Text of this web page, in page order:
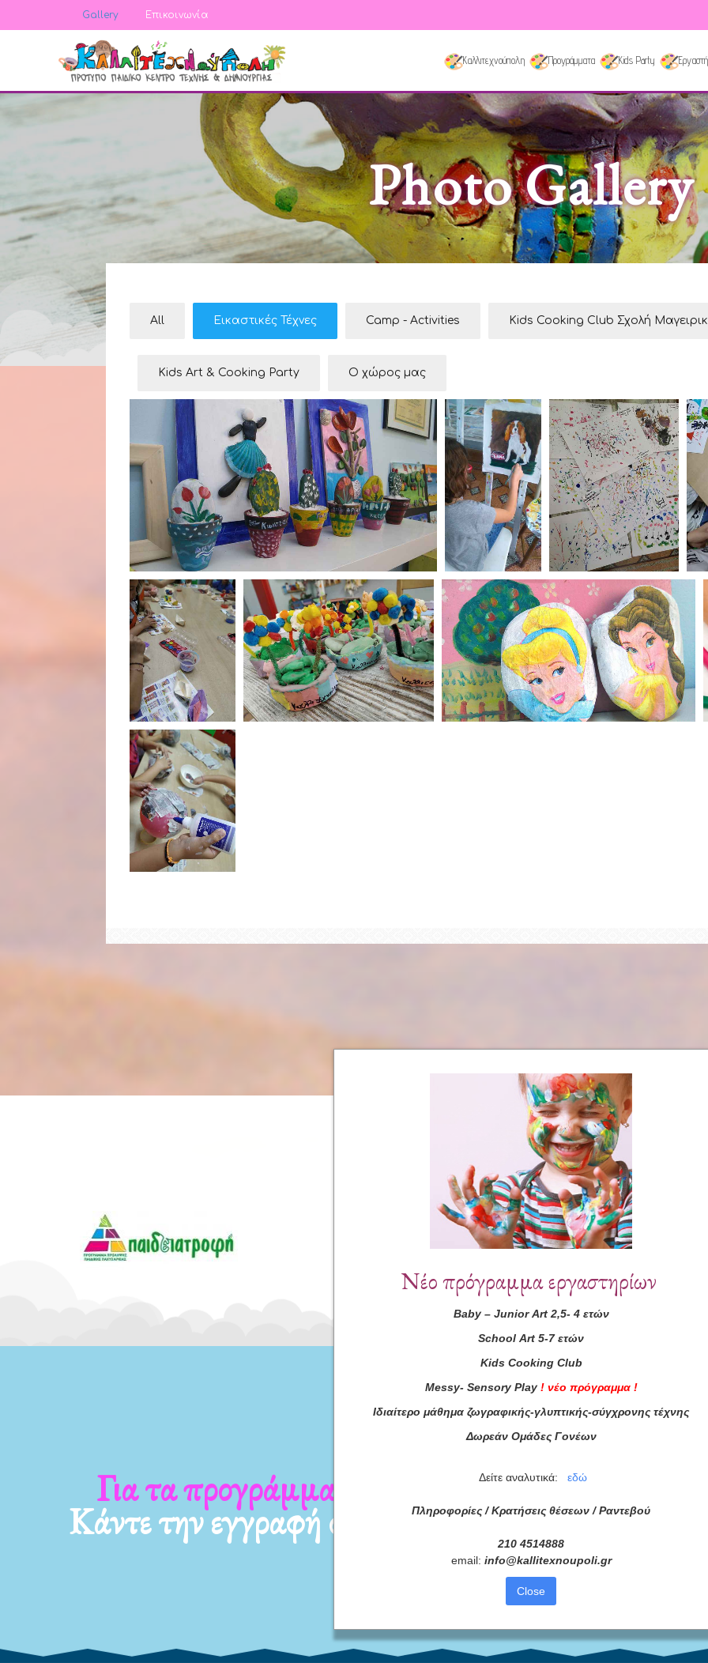
Gallery Επικοινωνία
Καλλιτεχνούπολη Προγράμματα Kids Party
Photo Gallery
All Εικαστικές Τέχνες Camp - Activities Kids Cooking Club Σχολή
Kids Art & Cooking Party Ο χώρος μας
Συνεργάτες
μαςΓια τα προγράμματά μας
Κάντε την εγγραφή σας τώρα!
διαβάσει τις
Νέο πρόγραμμα εργαστηρίων
Baby– Junior Art2,5- 4 ετών
School Art 5-7 ετών
Kids Cooking Club
Messy- Sensory Play ! νέο πρόγραμμα !
Ιδιαίτερο μάθημα ζωγραφικής-γλυπτικής-σύγχρονης τέχνης
Δωρεάν Ομάδες Γονέων
Δείτε αναλυτικά: εδώ
Πληροφορίες / Κρατήσεις θέσεων / Ραντεβού
210 4514888
email: info@kallitexnoupoli.gr
Close